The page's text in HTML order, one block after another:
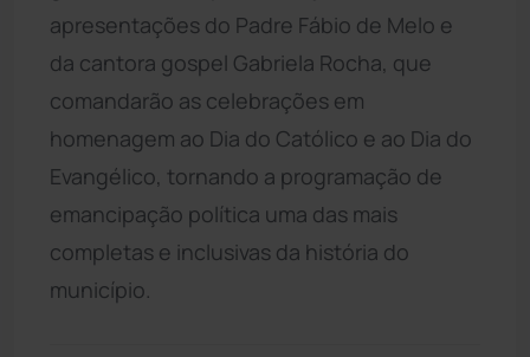
apresentações do Padre Fábio de Melo e
da cantora gospel Gabriela Rocha, que
comandarão as celebrações em
homenagem ao Dia do Católico e ao Dia do
Evangélico, tornando a programação de
emancipação política uma das mais
completas e inclusivas da história do
município.